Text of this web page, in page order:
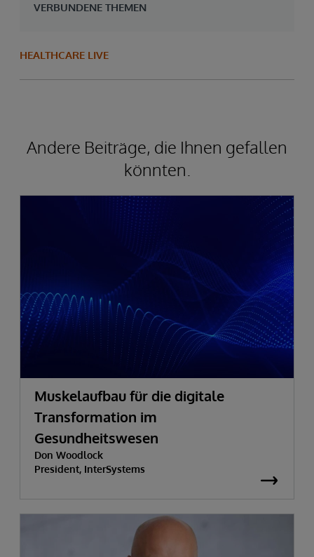
VERBUNDENE THEMEN
HEALTHCARE LIVE
Andere Beiträge, die Ihnen gefallen
könnten.
Muskelaufbau für die digitale
Transformation im
Gesundheitswesen
Don Woodlock
President, InterSystems